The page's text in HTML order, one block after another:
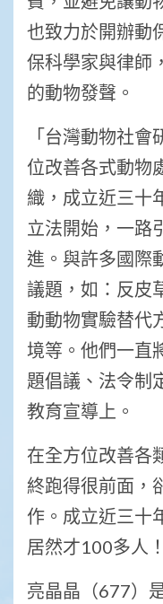
也致力於開辦動
保科學家與律師
的動物發聲。
「台灣動物社
位改善各式動物
織，成立近三十
立法開始，一路
進。與許多國際
議題，如：反皮
動動物實驗替代
境等。他們一直
題倡議、法令制
教育宣導上。
在全方位改善各
終跑得很前面，
作。成立近三十
居然才100多人！
亮晶晶（677）